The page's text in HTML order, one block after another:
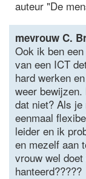
auteur "De
mevrouw C.
Ook ik ben
van een ICT
hard werken
weer
dat niet? Als
eenmaal
leider en ik
en mezelf aan
vrouw wel
hanteerd?????